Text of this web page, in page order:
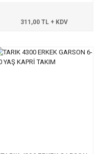
311,00 TL + KDV